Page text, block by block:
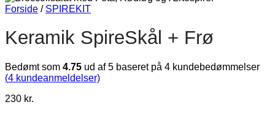
Forside / SPIREKIT
Keramik SpireSkål + Frø
Bedømt som 4.75 ud af 5 baseret på 4 kundebedømmelser
(4 kundeanmeldelser)
230 kr.